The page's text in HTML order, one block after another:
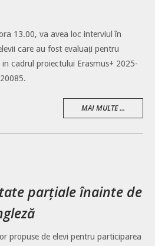
13.00, va avea loc interviul în
care au fost evaluați pentru
cadrul proiectului Erasmus+ 2025-
MAI MULTE ...
parțiale înainte de
propuse de elevi pentru participarea